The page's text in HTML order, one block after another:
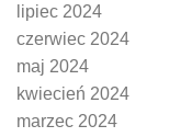
lipiec 2024
czerwiec 2024
maj 2024
kwiecień 2024
marzec 2024